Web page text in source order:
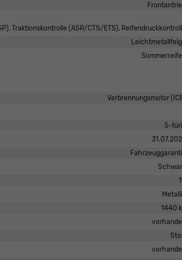
Traktionskontrolle (ASR/CTS/ETS),
Verbrennungsmotor
5-
1440